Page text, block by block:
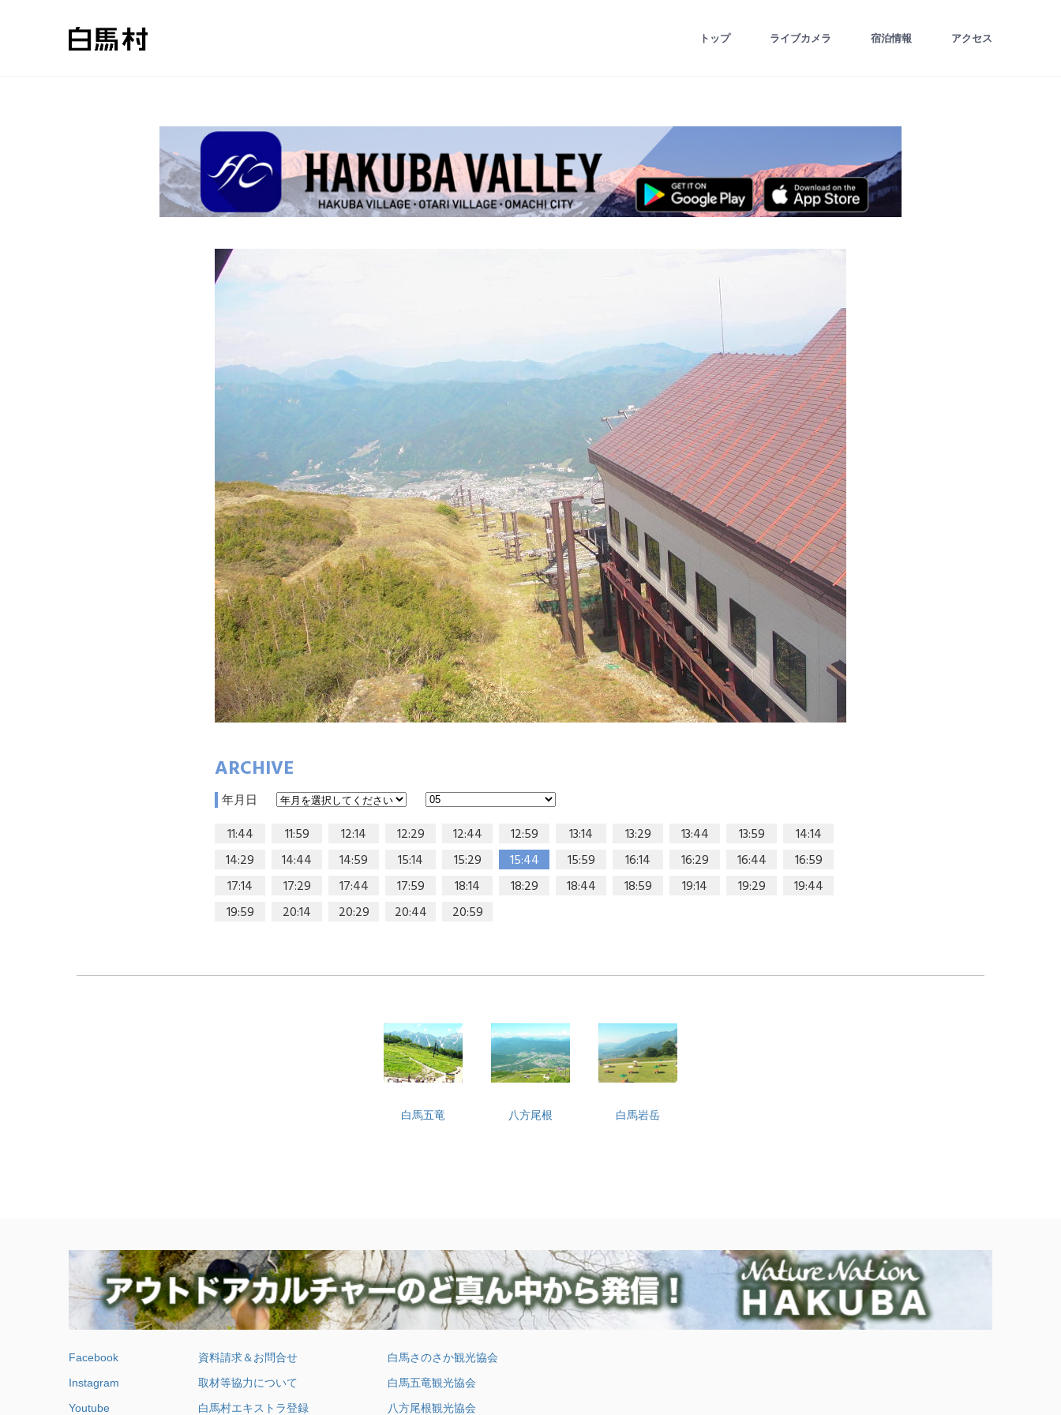
トップ ライブカメラ 宿泊情報 アクセス
ARCHIVE
年月日
11:44 11:59 12:14 12:29 12:44 12:59 13:14 13:29 13:44 13:59
14:14
14:29
14:44 14:59 15:14 15:29 15:44 15:59 16:14 16:29 16:44
16:59
17:14
17:29 17:44 17:59 18:14 18:29 18:44 18:59 19:14 19:29
19:44
19:59
20:14 20:29 20:44 20:59
白馬五竜 八方尾根 白馬岩岳